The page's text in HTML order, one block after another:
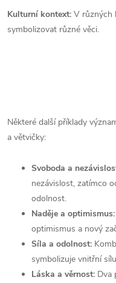
Kulturní kontext: V různých
symbolizovat různé věci.
Některé další příklady
a větvičky:
Svoboda a
nezávislost, zatímco
odolnost.
Naděje a optimismus:
optimismus a nový
Síla a odolnost:
symbolizuje vnitřní
Láska a věrnost: Dva